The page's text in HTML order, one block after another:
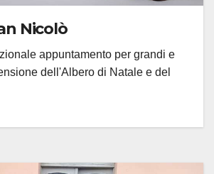
Nicolò
appuntamento per grandi e
dell'Albero di Natale e del